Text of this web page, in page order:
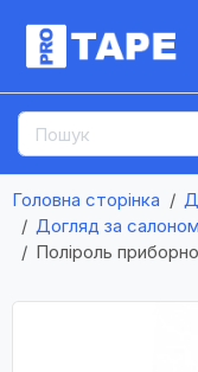
Головна сторінка
Догляд за
Поліроль